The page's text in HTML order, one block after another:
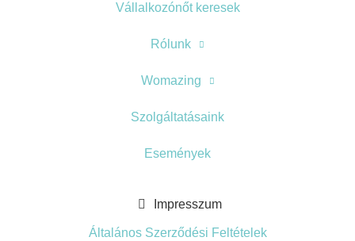
Vállalkozónőt keresek
Rólunk
Womazing
Szolgáltatásaink
Események
Impresszum
Általános Szerződési Feltételek